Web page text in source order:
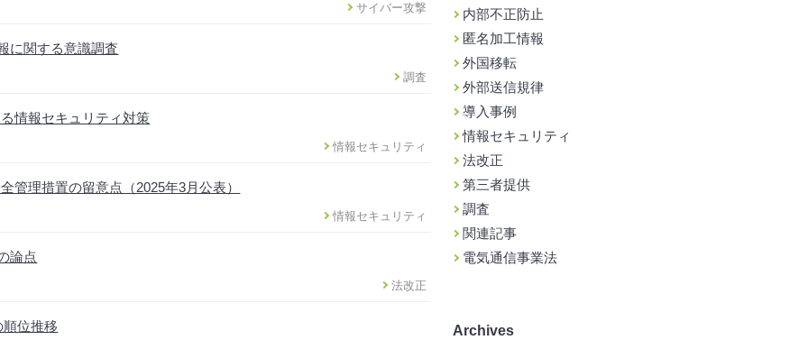
サイバー攻撃
に関する意識調査
調査
情報セキュリティ対策
情報セキュリティ
管理措置の留意点（2025年3月公表）
情報セキュリティ
論点
法改正
位推移
内部不正防止
匿名加工情報
外国移転
外部送信規律
導入事例
情報セキュリティ
法改正
第三者提供
調査
関連記事
電気通信事業法
Archives